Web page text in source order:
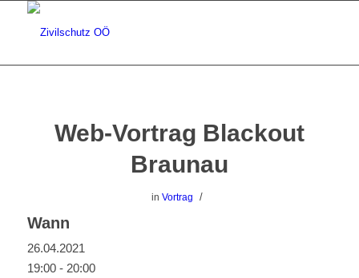
Web-Vortrag Blackout
Braunau
inVortrag /
Wann
26.04.2021
19:00 - 20:00